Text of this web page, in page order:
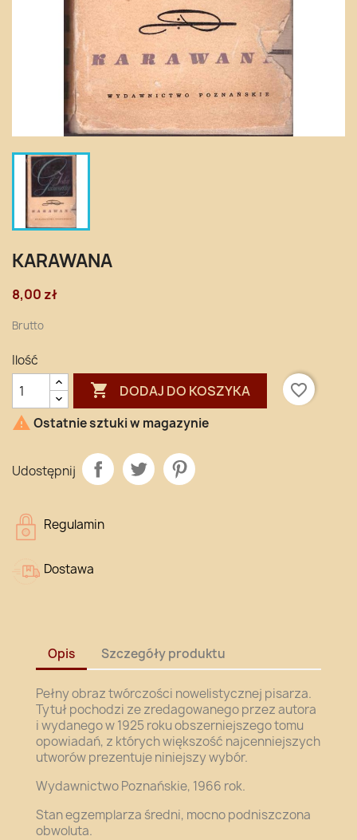
KARAWANA
8,00 zł
Brutto
Ilość
 DODAJ DO KOSZYKA
favorite_border
 Ostatnie sztuki w magazynie
Udostępnij
Regulamin
Dostawa
Opis Szczegóły produktu
Pełny obraz twórczości nowelistycznej pisarza.
Tytuł pochodzi ze zredagowanego przez autora
i wydanego w 1925 roku obszerniejszego tomu
opowiadań, z których większość najcenniejszych
utworów prezentuje niniejszy wybór.
Wydawnictwo Poznańskie, 1966 rok.
Stan egzemplarza średni, mocno podniszczona
obwoluta.